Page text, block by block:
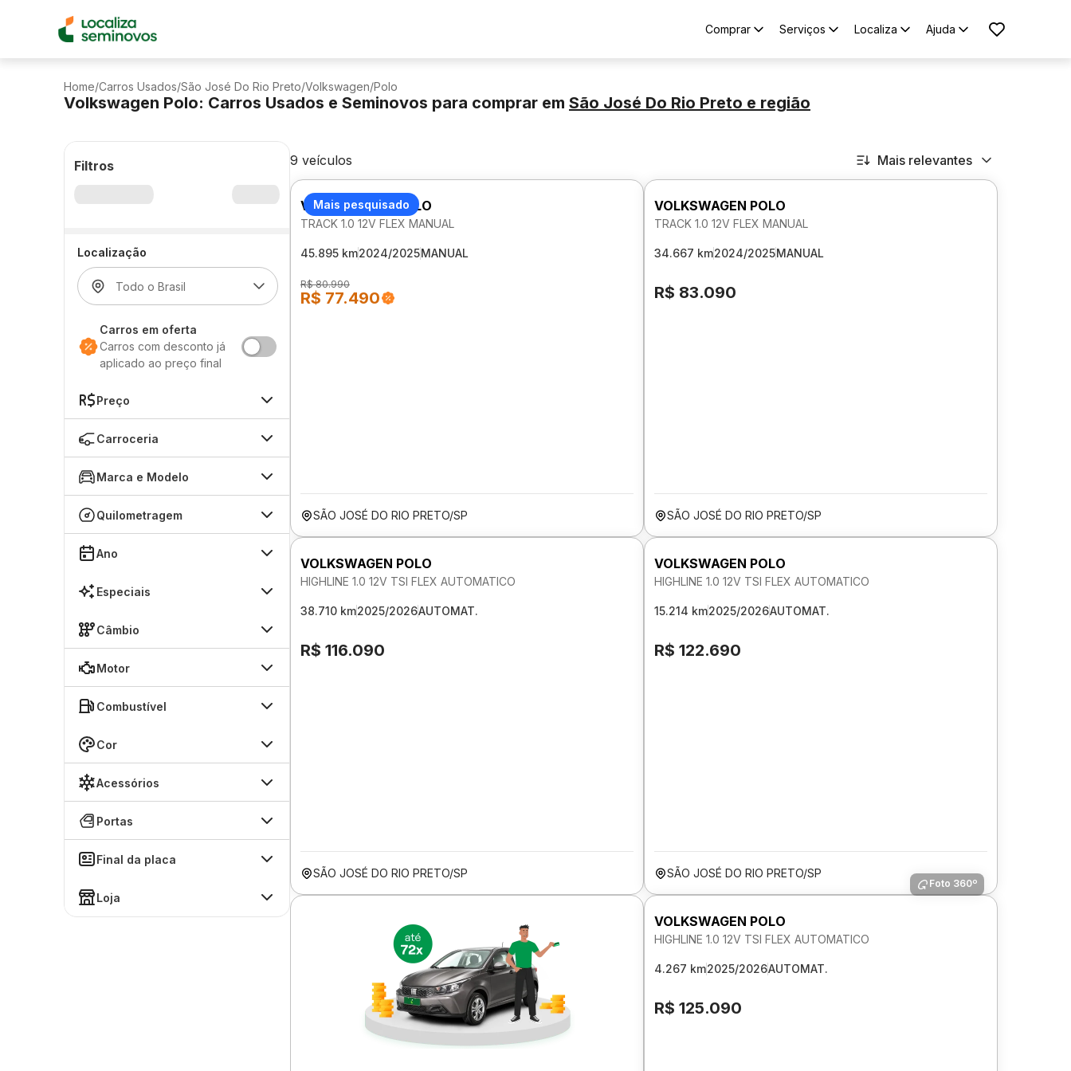
Comprar Serviços Localiza Ajuda
Home/Carros Usados/São José Do Rio Preto/Volkswagen/Polo
Volkswagen Polo: Carros Usados e Seminovos para comprar em São José Do Rio Preto e região
Filtros
Localização
Carros em oferta
Carros com desconto já
aplicado ao preço final
Preço
Carroceria
Marca e Modelo
Quilometragem
Ano
Especiais
Câmbio
Motor
Combustível
Cor
Acessórios
Portas
Final da placa
Loja
9 veículos Mais relevantes
Mais pesquisado
VOLKSWAGEN POLO
TRACK 1.0 12V FLEX MANUAL
45.895 km2024/2025MANUAL
R$ 80.990
R$ 77.490
SÃO JOSÉ DO RIO PRETO/SP
VOLKSWAGEN POLO
TRACK 1.0 12V FLEX MANUAL
34.667 km2024/2025MANUAL
R$ 83.090
SÃO JOSÉ DO RIO PRETO/SP
VOLKSWAGEN POLO
HIGHLINE 1.0 12V TSI FLEX AUTOMATICO
38.710 km2025/2026AUTOMAT.
R$ 116.090
SÃO JOSÉ DO RIO PRETO/SP
VOLKSWAGEN POLO
HIGHLINE 1.0 12V TSI FLEX AUTOMATICO
15.214 km2025/2026AUTOMAT.
R$ 122.690
SÃO JOSÉ DO RIO PRETO/SP
Foto 360º
VOLKSWAGEN POLO
HIGHLINE 1.0 12V TSI FLEX AUTOMATICO
4.267 km2025/2026AUTOMAT.
R$ 125.090